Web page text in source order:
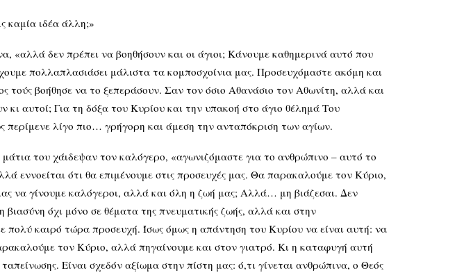
καμία ιδέα άλλη;»
«αλλά δεν πρέπει να βοηθήσουν και οι άγιοι; Κάνουμε καθημερινά αυτό που
πολλαπλασιάσει μάλιστα τα κομποσχοίνια μας. Προσευχόμαστε ακόμη και
τούς βοήθησε να το ξεπεράσουν. Σαν τον όσιο Αθανάσιο τον Αθωνίτη, αλλά και
αυτοί; Για τη δόξα του Κυρίου και την υπακοή στο άγιο θέλημά Του
περίμενε λίγο πιο… γρήγορη και άμεση την ανταπόκριση των αγίων.
του χάιδεψαν τον καλόγερο, «αγωνιζόμαστε για το ανθρώπινο – αυτό το
εννοείται ότι θα επιμένουμε στις προσευχές μας. Θα παρακαλούμε τον Κύριο,
να γίνουμε καλόγεροι, αλλά και όλη η ζωή μας; Αλλά… μη βιάζεσαι. Δεν
όχι μόνο σε θέματα της πνευματικής ζωής, αλλά και στην
καιρό τώρα προσευχή. Ίσως όμως η απάντηση του Κυρίου να είναι αυτή: να
τον Κύριο, αλλά πηγαίνουμε και στον γιατρό. Κι η καταφυγή αυτή
Είναι σχεδόν αξίωμα στην πίστη μας: ό,τι γίνεται ανθρώπινα, ο Θεός